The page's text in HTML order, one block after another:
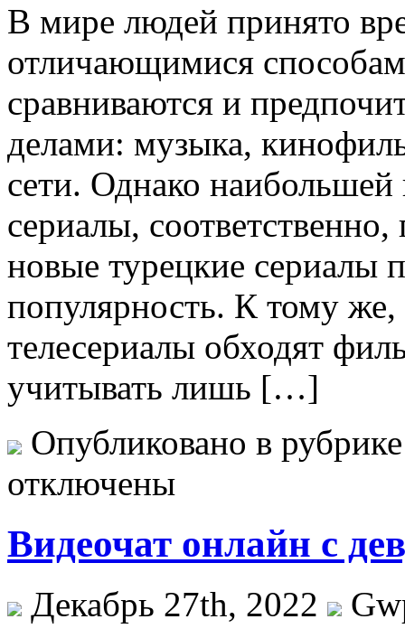
В мирe людeй принято
отличающимися
сравниваются и
делами: музыка,
сети. Однако
сериалы,
новые турецкие сериалы
популярность. К тому
телесериалы обходят
учитывать лишь […]
Опубликовано в
отключены
Видеочат онлайн с
Декабрь 27th, 2022